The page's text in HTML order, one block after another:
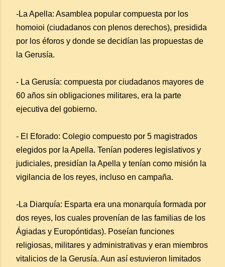
-La Apella: Asamblea popular compuesta por los
homoioi (ciudadanos con plenos derechos), presidida
por los éforos y donde se decidían las propuestas de
la Gerusía.
- La Gerusía: compuesta por ciudadanos mayores de
60 años sin obligaciones militares, era la parte
ejecutiva del gobierno.
- El Eforado: Colegio compuesto por 5 magistrados
elegidos por la Apella. Tenían poderes legislativos y
judiciales, presidían la Apella y tenían como misión la
vigilancia de los reyes, incluso en campaña.
-La Diarquía: Esparta era una monarquía formada por
dos reyes, los cuales provenían de las familias de los
Ágiadas y Europóntidas). Poseían funciones
religiosas, militares y administrativas y eran miembros
vitalicios de la Gerusía. Aun así estuvieron limitados